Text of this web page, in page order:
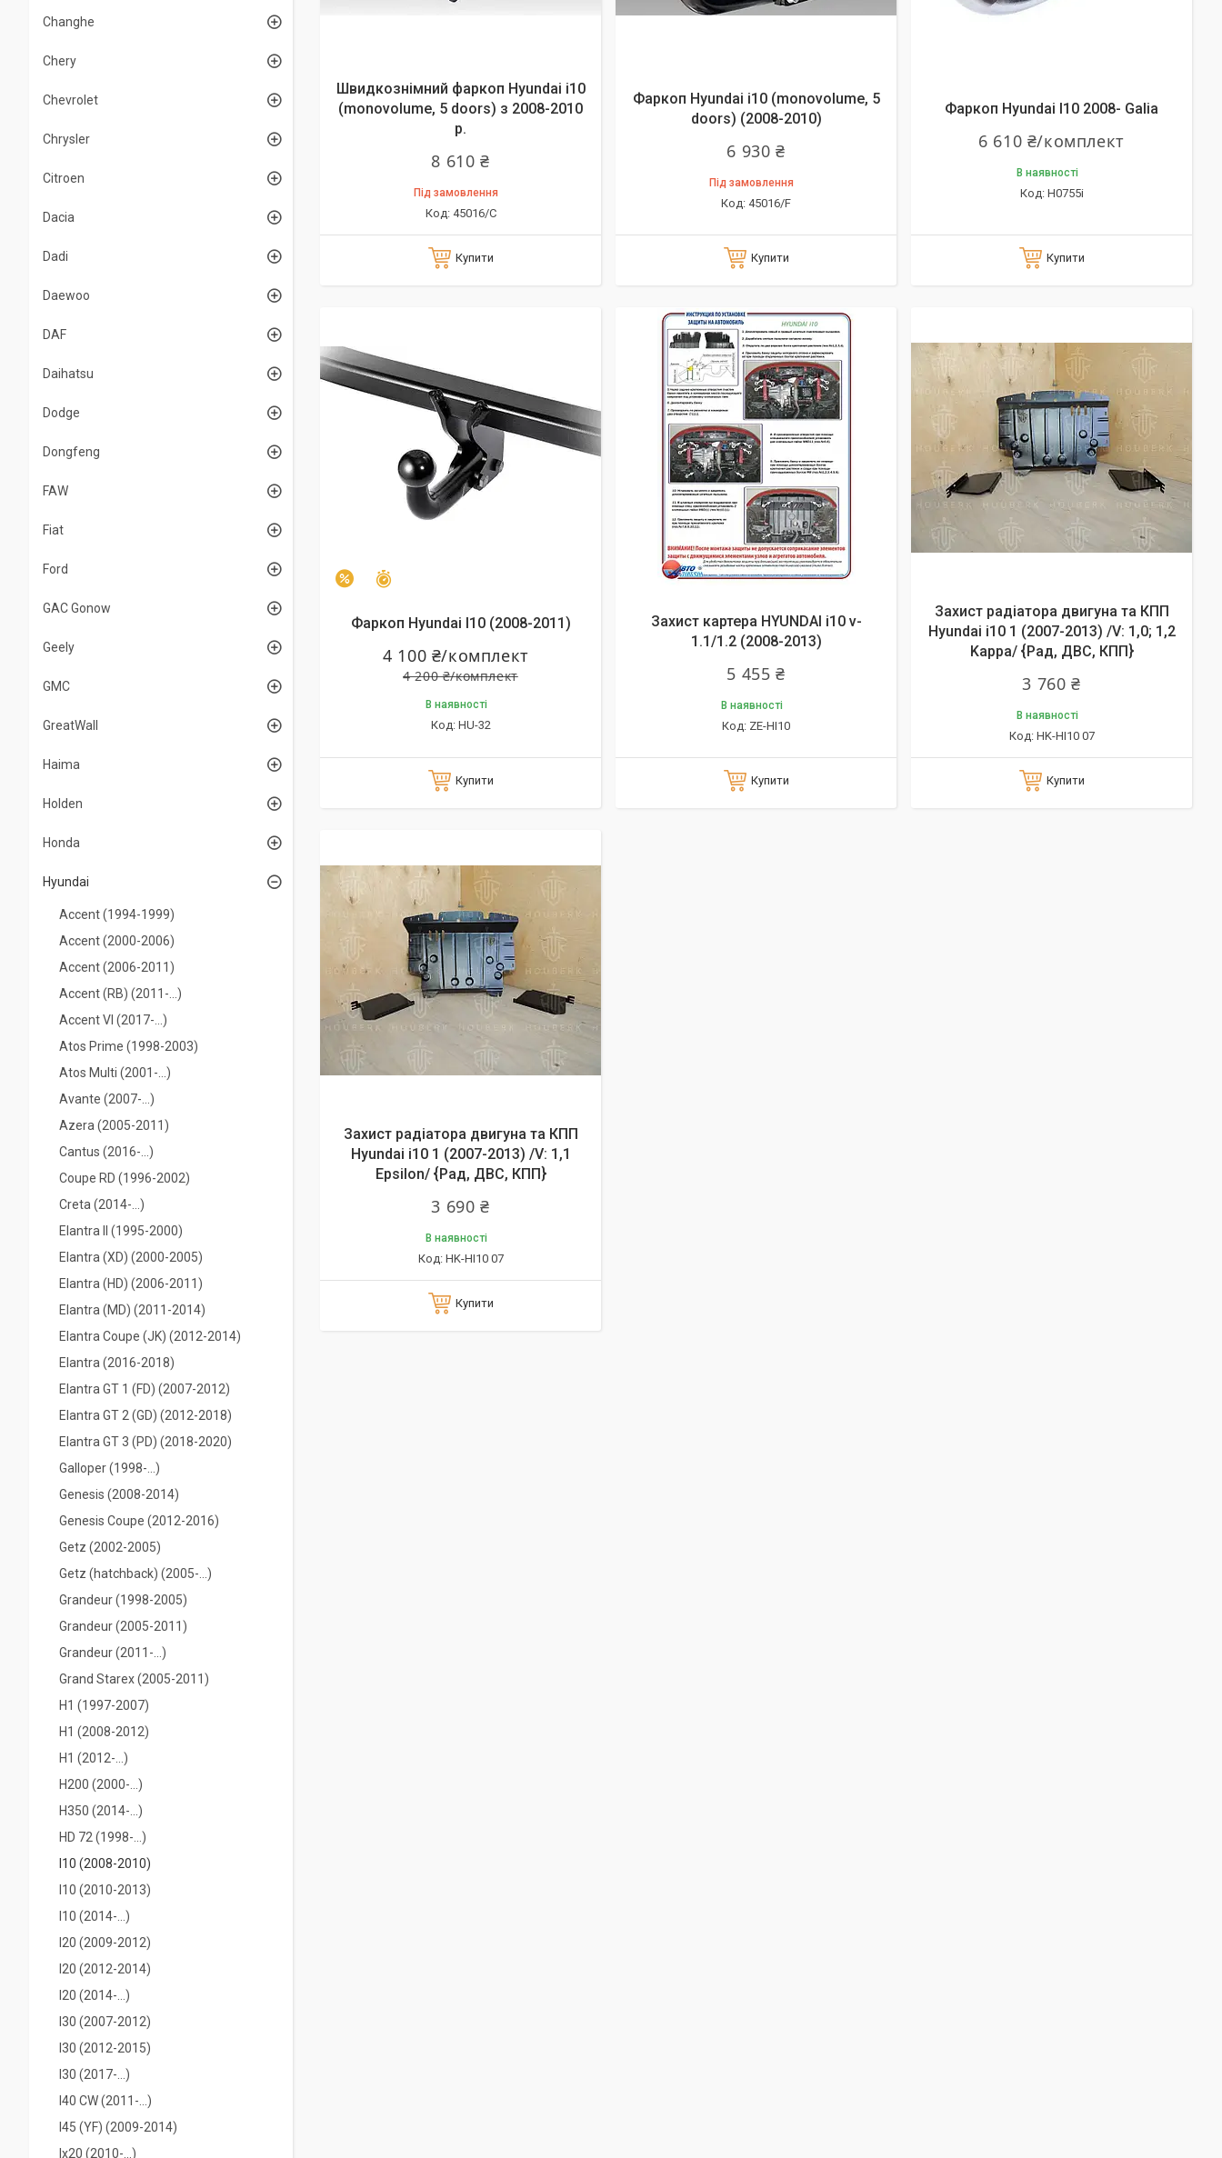
Швидкознімний фаркоп Hyundai i10
(monovolume, 5 doors) з 2008-2010
р.
8 610 ₴
Під замовлення
45016/C
Купити
Фаркоп Hyundai i10 (monovolume, 5
doors) (2008-2010)
6 930 ₴
Під замовлення
45016/F
Купити
Фаркоп Hyundai I10 2008- Galia
6 610 ₴/комплект
В наявності
H0755i
Купити
–2%
Фаркоп Hyundai I10 (2008-2011)
4 200 ₴/комплект
4 100 ₴/комплект
В наявності
HU-32
Купити
Захист картера HYUNDAI i10 v-
1.1/1.2 (2008-2013)
5 455 ₴
В наявності
ZE-HI10
Купити
Захист радіатора двигуна та КПП
Hyundai i10 1 (2007-2013) /V: 1,0; 1,2
Kappa/ {Рад, ДВС, КПП}
3 760 ₴
В наявності
HK-HI10 07
Купити
Захист радіатора двигуна та КПП
Hyundai i10 1 (2007-2013) /V: 1,1
Epsilon/ {Рад, ДВС, КПП}
3 690 ₴
В наявності
HK-HI10 07
Купити
Changhe
Chery
Chevrolet
Chrysler
Citroen
Dacia
Dadi
Daewoo
DAF
Daihatsu
Dodge
Dongfeng
FAW
Fiat
Ford
GAC Gonow
Geely
GMC
GreatWall
Haima
Holden
Honda
Hyundai
Accent (1994-1999)
Accent (2000-2006)
Accent (2006-2011)
Accent (RB) (2011-...)
Accent VІ (2017-...)
Atos Prime (1998-2003)
Atos Multi (2001-...)
Avante (2007-...)
Azera (2005-2011)
Cantus (2016-...)
Coupe RD (1996-2002)
Creta (2014-…)
Elantra II (1995-2000)
Elantra (XD) (2000-2005)
Elantra (HD) (2006-2011)
Elantra (MD) (2011-2014)
Elantra Coupe (JK) (2012-2014)
Elantra (2016-2018)
Elantra GT 1 (FD) (2007-2012)
Elantra GT 2 (GD) (2012-2018)
Elantra GT 3 (PD) (2018-2020)
Galloper (1998-...)
Genesis (2008-2014)
Genesis Coupe (2012-2016)
Getz (2002-2005)
Getz (hatchback) (2005-...)
Grandeur (1998-2005)
Grandeur (2005-2011)
Grandeur (2011-...)
Grand Starex (2005-2011)
H1 (1997-2007)
H1 (2008-2012)
H1 (2012-…)
H200 (2000-...)
H350 (2014-...)
HD 72 (1998-...)
I10 (2008-2010)
I10 (2010-2013)
I10 (2014-...)
I20 (2009-2012)
I20 (2012-2014)
I20 (2014-...)
I30 (2007-2012)
I30 (2012-2015)
I30 (2017-...)
I40 CW (2011-...)
I45 (YF) (2009-2014)
Ix20 (2010-...)